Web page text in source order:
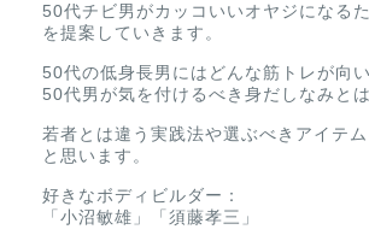
50代チビ男がカッコいいオヤジになる
を提案していきます。
50代の低身長男にはどんな筋トレが向
50代男が気を付けるべき身だしなみとは
若者とは違う実践法や選ぶべきアイテ
と思います。
好きなボディビルダー：
「小沼敏雄」「須藤孝三」